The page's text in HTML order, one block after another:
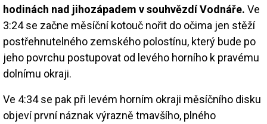
hodinách nad jihozápadem v souhvězdí Vodnáře. Ve
3:24 se začne měsíční kotouč nořit do očima jen stěží
postřehnutelného zemského polostínu, který bude po
jeho povrchu postupovat od levého horního k pravému
dolnímu okraji.
Ve 4:34 se pak při levém horním okraji měsíčního disku
objeví první náznak výrazně tmavšího, plného